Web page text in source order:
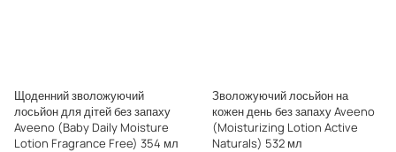
Щоденний зволожуючий
лосьйон для дітей без запаху
Aveeno (Baby Daily Moisture
Lotion Fragrance Free) 354 мл
Зволожуючий лосьйон на
кожен день без запаху Aveeno
(Moisturizing Lotion Active
Naturals) 532 мл